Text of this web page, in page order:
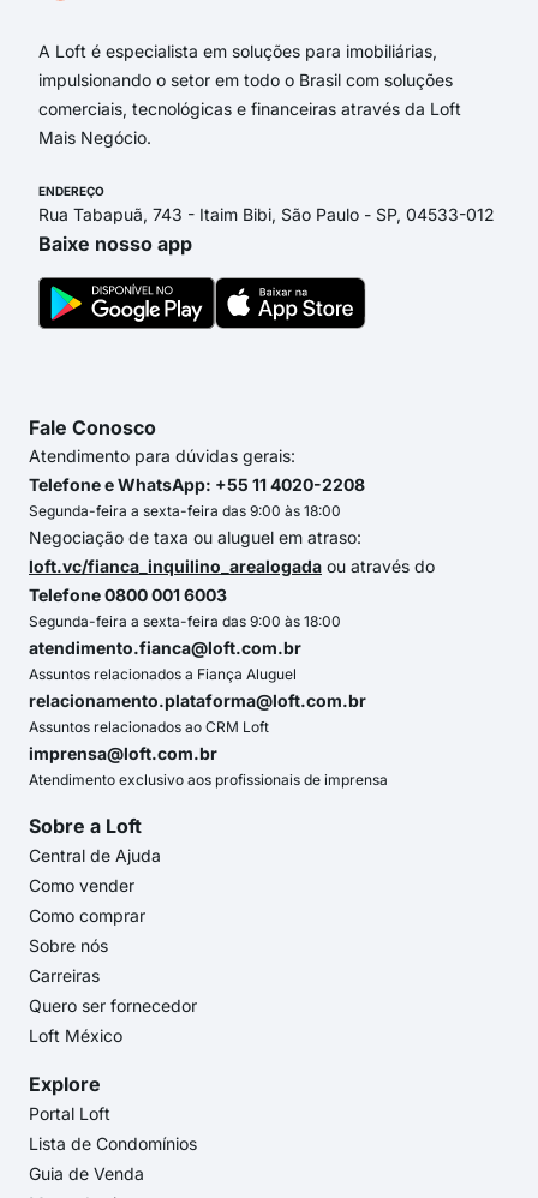
A Loft é especialista em soluções para imobiliárias,
impulsionando o setor em todo o Brasil com soluções
comerciais, tecnológicas e financeiras através da Loft
Mais Negócio.
ENDEREÇO
Rua Tabapuã, 743 - Itaim Bibi, São Paulo - SP, 04533-012
Baixe nosso app
Fale Conosco
Atendimento para dúvidas gerais:
Telefone e WhatsApp: +55 11 4020-2208
Segunda-feira a sexta-feira das 9:00 às 18:00
Negociação de taxa ou aluguel em atraso:
loft.vc/fianca_inquilino_arealogada ou através do
Telefone 0800 001 6003
Segunda-feira a sexta-feira das 9:00 às 18:00
atendimento.fianca@loft.com.br
Assuntos relacionados a Fiança Aluguel
relacionamento.plataforma@loft.com.br
Assuntos relacionados ao CRM Loft
imprensa@loft.com.br
Atendimento exclusivo aos profissionais de imprensa
Sobre a Loft
Central de Ajuda
Como vender
Como comprar
Sobre nós
Carreiras
Quero ser fornecedor
Loft México
Explore
Portal Loft
Lista de Condomínios
Guia de Venda